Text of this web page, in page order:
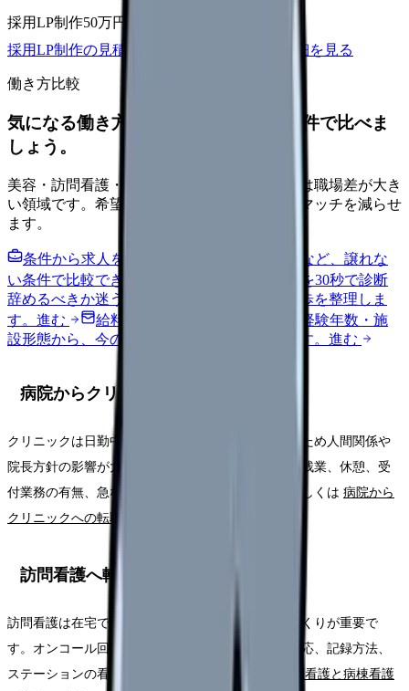
採用LP制作50万円〜
採用LP制作の見積もりを依頼
サービス詳細を見る
働き方比較
気になる働き方を、求人を見る前に条件で比べま
しょう。
美容・訪問看護・クリニック・夜勤なしなどは職場差が大き
い領域です。希望条件を先に整理するとミスマッチを減らせ
ます。
条件から求人を見る
夜勤回数・残業・通勤など、譲れな
い条件で比較できます。
職場の悩みを30秒で診断
辞めるべきか迷う前に、悩みの種類と次の一歩を整理しま
す。 進む 給料コンパスで比較する
地域・経験年数・施
設形態から、今の給料の現在地を確認できます。 進む
病院からクリニックへ転職する場合
クリニックは日勤中心になりやすい一方、少人数のため人間関係や
院長方針の影響が大きくなります。給与、休診日、残業、休憩、受
付業務の有無、急な休みへの対応を確認します。詳しくは 病院から
クリニックへの転職ガイド
訪問看護へ転職する場合
訪問看護は在宅での判断力と利用者家族との関係づくりが重要で
す。オンコール回数、移動手段、教育同行、緊急対応、記録方法、
ステーションの看護師数を確認します。比較は
訪問看護と病棟看護